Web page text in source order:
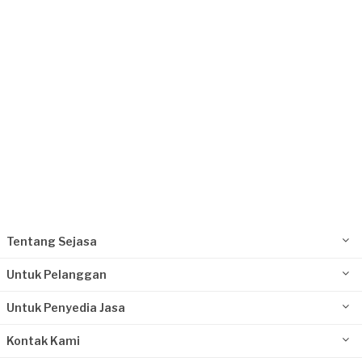
Tentang Sejasa
Untuk Pelanggan
Untuk Penyedia Jasa
Kontak Kami